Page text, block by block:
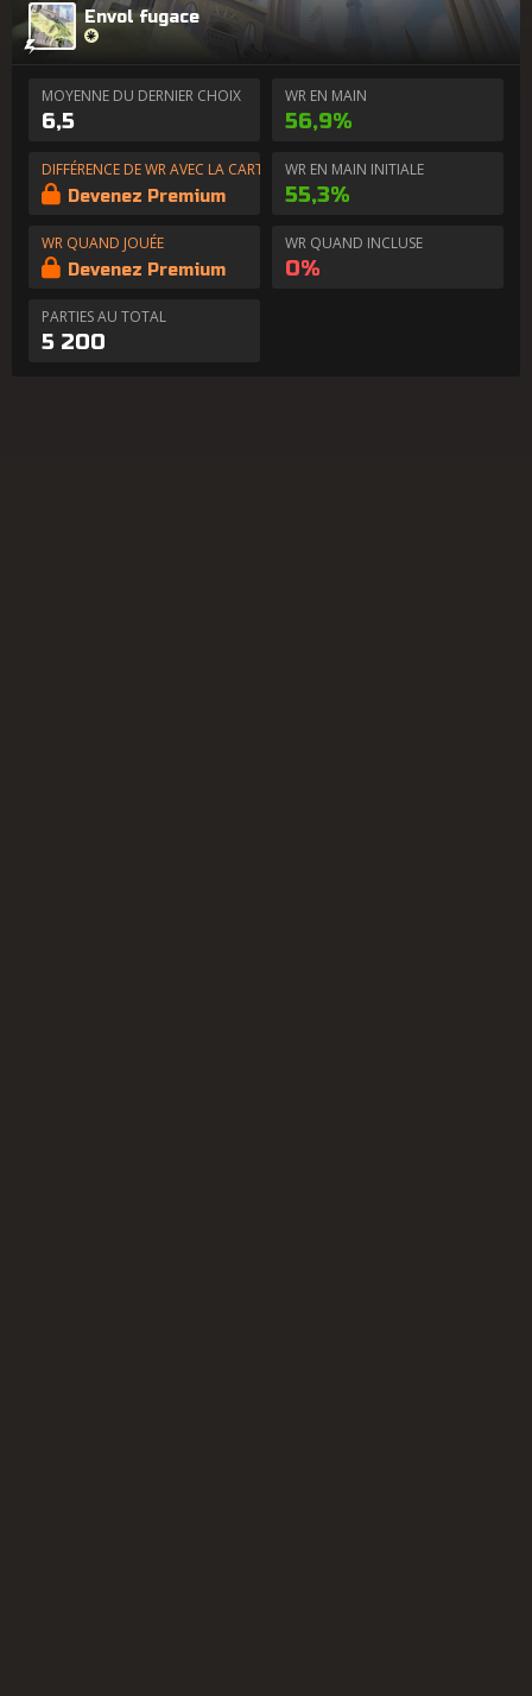
Envol fugace
MOYENNE DU DERNIER CHOIX
6,5
WR EN MAIN
56,9%
DIFFÉRENCE DE WR AVEC LA CARTE EN MAIN
Devenez Premium
WR EN MAIN INITIALE
55,3%
WR QUAND JOUÉE
Devenez Premium
WR QUAND INCLUSE
0%
PARTIES AU TOTAL
5 200